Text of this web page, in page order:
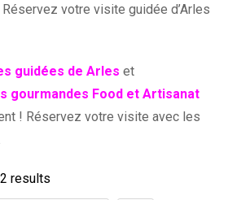
votre visite guidée d’Arles
guidées de Arles et
gourmandes Food et Artisanat
! Réservez votre visite avec les
results